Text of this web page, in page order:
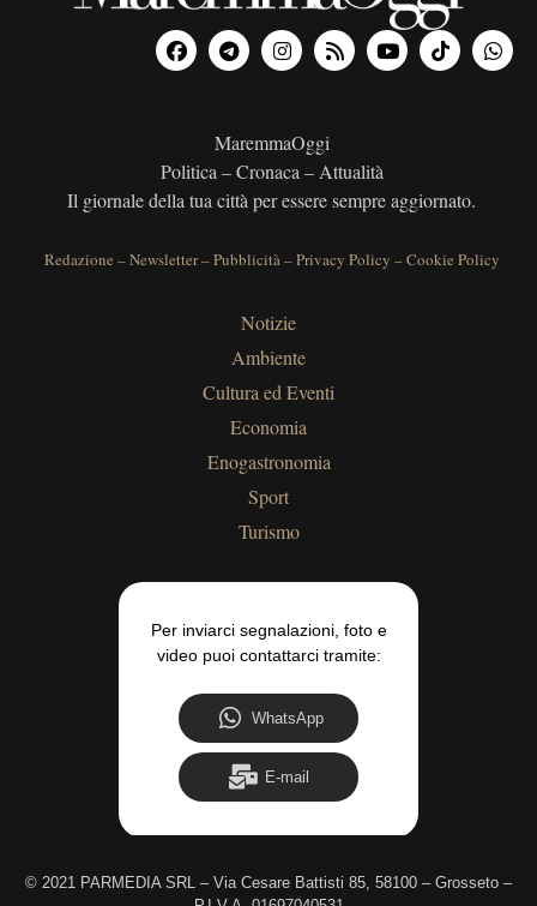
MaremmaOggi
Politica – Cronaca – Attualità
Il giornale della tua città per essere sempre aggiornato.
Redazione –Newsletter–Pubblicità–Privacy Policy –Cookie Policy
Notizie
Ambiente
Cultura ed Eventi
Economia
Enogastronomia
Sport
Turismo
Per inviarci segnalazioni, foto e
video puoi contattarci tramite:
WhatsApp
E-mail
© 2021 PARMEDIA SRL – Via Cesare Battisti 85, 58100 – Grosseto –